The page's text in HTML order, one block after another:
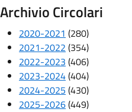
Archivio Circolari
2020-2021 (280)
2021-2022 (354)
2022-2023 (406)
2023-2024(404)
2024-2025 (430)
2025-2026(449)